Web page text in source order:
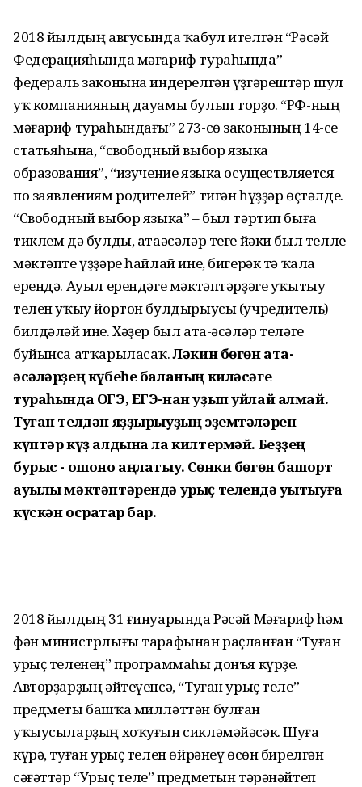
2018 йылдың авгусында ҡабул ителгән “Рәсәй
Федерацияһында мәғариф тураһында”
федераль законына индерелгән үҙгәрештәр шул
уҡ компанияның дауамы булып торҙо. “РФ-ның
мәғариф тураһындағы” 273-сө законының 14-се
статьяһына, “свободный выбор языка
образования”, “изучение языка осуществляется
по заявлениям родителей” тигән һүҙҙәр өҫтәлде.
“Свободный выбор языка” – был тәртип быға
тиклем дә булды, атаәсәләр теге йәки был телле
мәктәпте үҙҙәре һайлай ине, бигерәк тә ҡала
ерендә. Ауыл ерендәге мәктәптәрҙәге уҡытыу
телен уҡыу йортон булдырыусы (учредитель)
билдәләй ине. Хәҙер был ата-әсәләр теләге
буйынса атҡарыласаҡ.Ләкин бөгөн ата-
әсәләрҙең күбеһе баланың киләсәге
тураһында ОГЭ, ЕГЭ-нан уҙып уйлай алмай.
Туған телдән яҙҙырыуҙың эҙемтәләрен
күптәр күҙ алдына ла килтермәй. Беҙҙең
бурыс - ошоно аңлатыу. Сөнки бөгөн башҡорт
ауылы мәктәптәрендә урыҫ телендә уҡытыуға
күскән осраҡтар бар.
2018 йылдың 31 ғинуарында Рәсәй Мәғариф һәм
фән министрлығы тарафынан раҫланған “Туған
урыҫ теленең” программаһы донъя күрҙе.
Авторҙарҙың әйтеүенсә, “Туған урыҫ теле”
предметы башҡа милләттән булған
уҡыусыларҙың хоҡуғын сикләмәйәсәк. Шуға
күрә, туған урыҫ телен өйрәнеү өсөн бирелгән
сәғәттәр “Урыҫ теле” предметын тәрәнәйтеп